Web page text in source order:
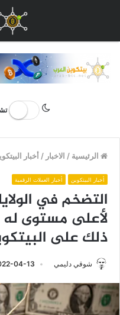
الرئيسية / الاخبار /أخبار
أخبار البيتكوين أخبار العملات الرقمية
التضخم في
ذلك على
شوقي دليمي 04-13